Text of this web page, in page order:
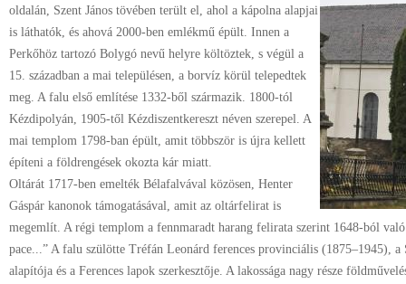
oldalán, Szent János tövében terült el, ahol a kápolna alapjai
is láthatók, és ahová 2000-ben emlékmű épült. Innen a
Perkőhöz tartozó Bolygó nevű helyre költöztek, s végül a
15. században a mai településen, a borvíz körül telepedtek
meg. A falu első említése 1332-ből származik. 1800-tól
Kézdipolyán, 1905-től Kézdiszentkereszt néven szerepel. A
mai templom 1798-ban épült, amit többször is újra kellett
építeni a földrengések okozta kár miatt.
Oltárát 1717-ben emelték Bélafalvával közösen, Henter
Gáspár kanonok támogatásával, amit az oltárfelirat is
megemlít. A régi templom a fennmaradt harang felirata szerint 1648-ból
pace...” A falu szülötte Tréfán Leonárd ferences provinciális (1875–1945), a
alapítója és a Ferences lapok szerkesztője. A lakossága nagy része